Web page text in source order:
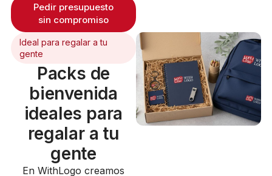
Pedir presupuesto
sin compromiso
Ideal para regalar a tu
gente
Packs de
bienvenida
ideales para
regalar a tu
gente
En WithLogo creamos